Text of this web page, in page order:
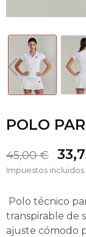
POLO
45,00 €
Impuestos incluidos
Polo técnico
transpirable de
ajuste cómodo